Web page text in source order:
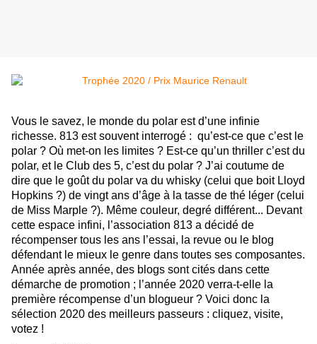
Vous le savez, le monde du polar est d’une infinie
richesse. 813 est souvent interrogé : qu’est-ce que c’est le
polar ? Où met-on les limites ? Est-ce qu’un thriller c’est du
polar, et le Club des 5, c’est du polar ? J’ai coutume de
dire que le goût du polar va du whisky (celui que boit Lloyd
Hopkins ?) de vingt ans d’âge à la tasse de thé léger (celui
de Miss Marple ?). Même couleur, degré différent... Devant
cette espace infini, l’association 813 a décidé de
récompenser tous les ans l’essai, la revue ou le blog
défendant le mieux le genre dans toutes ses composantes.
Année après année, des blogs sont cités dans cette
démarche de promotion ; l’année 2020 verra-t-elle la
première récompense d’un blogueur ? Voici donc la
sélection 2020 des meilleurs passeurs : cliquez, visite,
votez !